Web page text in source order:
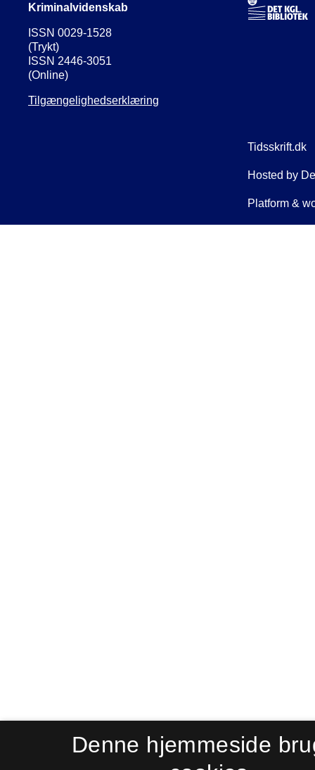
Kriminalvidenskab
ISSN 0029-1528
(Trykt)
ISSN 2446-3051
(Online)
Tilgængelighedserklæring
Denne hjemmeside